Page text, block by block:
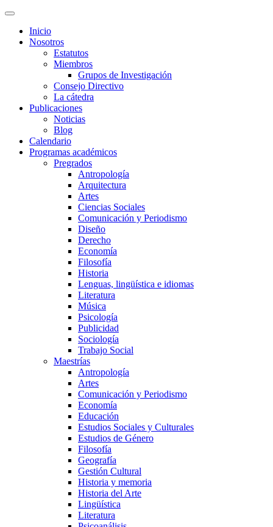
Inicio
Nosotros
Estatutos
Miembros
Grupos de Investigación
Consejo Directivo
La cátedra
Publicaciones
Noticias
Blog
Calendario
Programas académicos
Pregrados
Antropología
Arquitectura
Artes
Ciencias Sociales
Comunicación y Periodismo
Diseño
Derecho
Economía
Filosofía
Historia
Lenguas, lingüística e idiomas
Literatura
Música
Psicología
Publicidad
Sociología
Trabajo Social
Maestrías
Antropología
Artes
Comunicación y Periodismo
Economía
Educación
Estudios Sociales y Culturales
Estudios de Género
Filosofía
Geografía
Gestión Cultural
Historia y memoria
Historia del Arte
Lingüística
Literatura